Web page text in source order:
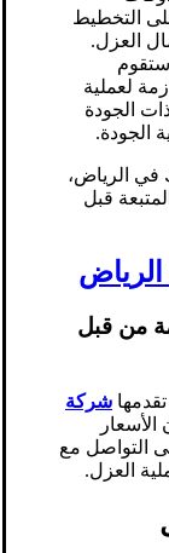
التخطيط
العزل.
ستقوم
لعملية
الجودة
الجودة.
الرياض،
قبل
من قبل
شركة
التواصل مع
العزل.